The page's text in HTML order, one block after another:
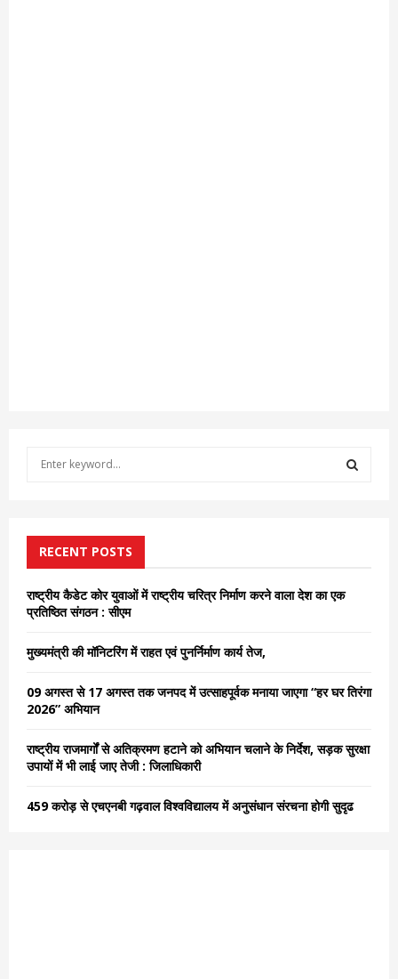
f
r
RECENT POSTS
राष्ट्रीय कैडेट कोर युवाओं में राष्ट्रीय चरित्र निर्माण करने वाला देश का एक
प्रतिष्ठित संगठन : सीएम
मुख्यमंत्री की मॉनिटरिंग में राहत एवं पुनर्निर्माण कार्य तेज,
09 अगस्त से 17 अगस्त तक जनपद में उत्साहपूर्वक मनाया जाएगा “हर घर तिरंगा
2026” अभियान
राष्ट्रीय राजमार्गों से अतिक्रमण हटाने को अभियान चलाने के निर्देश, सड़क सुरक्षा
उपायों में भी लाई जाए तेजी : जिलाधिकारी
459 करोड़ से एचएनबी गढ़वाल विश्वविद्यालय में अनुसंधान संरचना होगी सुदृढ